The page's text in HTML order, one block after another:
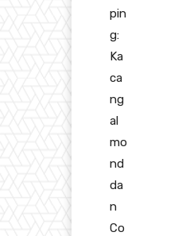
pin
g:
Ka
ca
ng
al
mo
nd
da
n
Co